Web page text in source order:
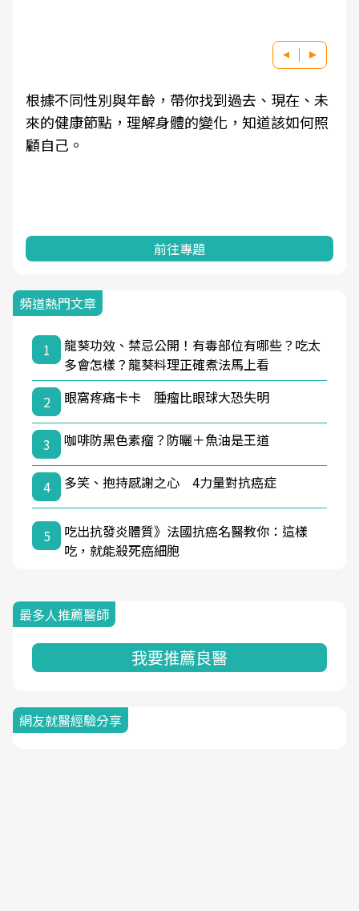
根據不同性別與年齡，帶你找到過去、現在、未
來的健康節點，理解身體的變化，知道該如何照
顧自己。
前往專題
頻道熱門文章
1
龍葵功效、禁忌公開！有毒部位有哪些？吃太
多會怎樣？龍葵料理正確煮法馬上看
2
眼窩疼痛卡卡 腫瘤比眼球大恐失明
3 咖啡防黑色素瘤？防曬＋魚油是王道
4 多笑、抱持感謝之心 4力量對抗癌症
5
吃出抗發炎體質》法國抗癌名醫教你：這樣
吃，就能殺死癌細胞
最多人推薦醫師
我要推薦良醫
網友就醫經驗分享